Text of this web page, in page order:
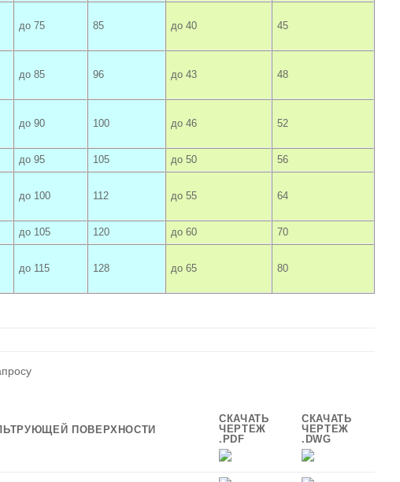
до 75 85 до 40 45
до 85 96 до 43 48
до 90 100 до 46 52
до 95 105 до 50
56
до 100 112 до 55 64
до 105 120 до 60
70
до 115 128 до 65 80
ПОВЕРХНОСТИ
СКАЧАТЬ
ЧЕРТЕЖ
.PDF
СКАЧАТЬ
ЧЕРТЕЖ
.DWG